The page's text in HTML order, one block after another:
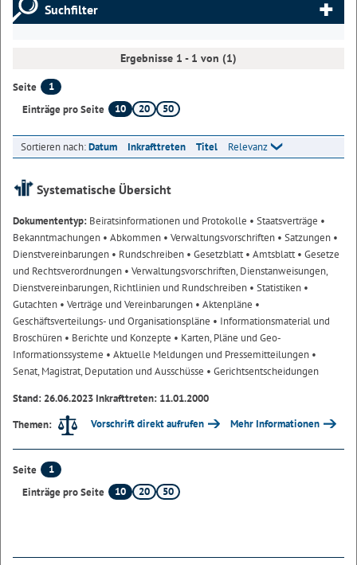
Suchfilter
Ergebnisse 1 - 1 von (1)
Seite
1
Einträge pro Seite
10 20 50
Sortieren nach:Datum Inkrafttreten Titel Relevanz
Systematische Übersicht
Dokumententyp: Beiratsinformationen und Protokolle • Staatsverträge •
Bekanntmachungen • Abkommen • Verwaltungsvorschriften • Satzungen •
Dienstvereinbarungen • Rundschreiben • Gesetzblatt• Amtsblatt• Gesetze
und Rechtsverordnungen • Verwaltungsvorschriften, Dienstanweisungen,
Dienstvereinbarungen, Richtlinien und Rundschreiben • Statistiken •
Gutachten • Verträge und Vereinbarungen • Aktenpläne •
Geschäftsverteilungs- und Organisationspläne • Informationsmaterial und
Broschüren • Berichte und Konzepte • Karten, Pläne und Geo-
Informationssysteme • Aktuelle Meldungen und Pressemitteilungen •
Senat, Magistrat, Deputation und Ausschüsse • Gerichtsentscheidungen
Stand: 26.06.2023 Inkrafttreten: 11.01.2000
Themen:
Vorschrift direkt aufrufen Mehr Informationen
Seite
1
Einträge pro Seite
10 20 50